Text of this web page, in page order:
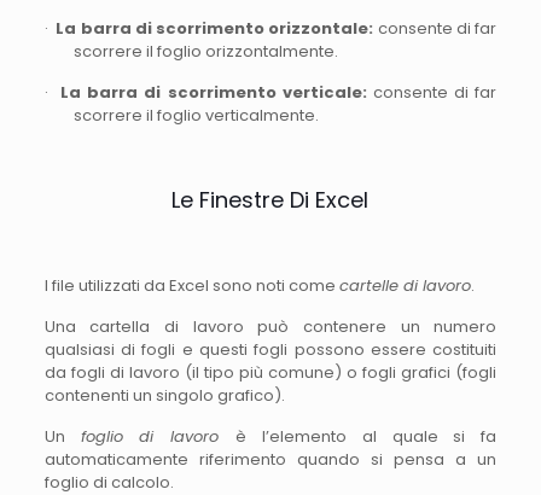
· La barra di scorrimento orizzontale: consente di far
scorrere il foglio orizzontalmente.
· La barra di scorrimento verticale: consente di far
scorrere il foglio verticalmente.
Le Finestre Di Excel
I file utilizzati da Excel sono noti come cartelle di lavoro.
Una cartella di lavoro può contenere un numero
qualsiasi di fogli e questi fogli possono essere costituiti
da fogli di lavoro (il tipo più comune) o fogli grafici (fogli
contenenti un singolo grafico).
Un foglio di lavoroè l’elemento al quale si fa
automaticamente riferimento quando si pensa a un
foglio di calcolo.